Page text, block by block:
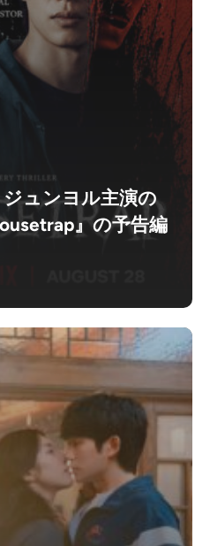
ュンヨル主演の
』の予告編